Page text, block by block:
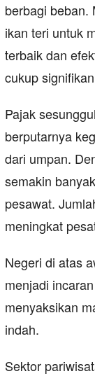
berbagi beban.
ikan teri untuk
terbaik dan
cukup
Pajak
berputarnya
dari umpan.
semakin
pesawat.
meningkat
Negeri di atas
menjadi
menyaksikan
indah.
Sektor